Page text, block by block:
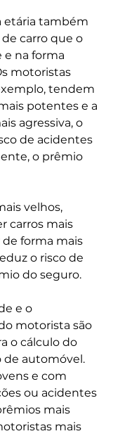
etária também
carro que o
e na forma
motoristas
tendem
potentes e a
agressiva, o
de acidentes
o prêmio
velhos,
carros mais
forma mais
o risco de
do seguro.
e o
motorista são
o cálculo do
de automóvel.
e com
ou acidentes
mais
mais